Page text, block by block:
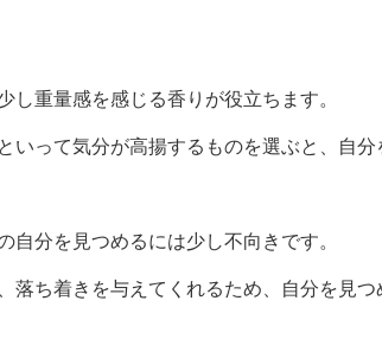
し重量感を感じる香りが役立ちます。
いって気分が高揚するものを選ぶと、自分
自分を見つめるには少し不向きです。
落ち着きを与えてくれるため、自分を見つ